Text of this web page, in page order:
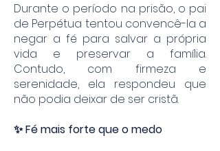
Durante o período na prisão, o pai
de Perpétua tentou convencê-la a
negar a fé para salvar a própria
vida e preservar a família.
Contudo, com firmeza e
serenidade, ela respondeu que
não podia deixar de ser cristã.
✨ Fé mais forte que o medo